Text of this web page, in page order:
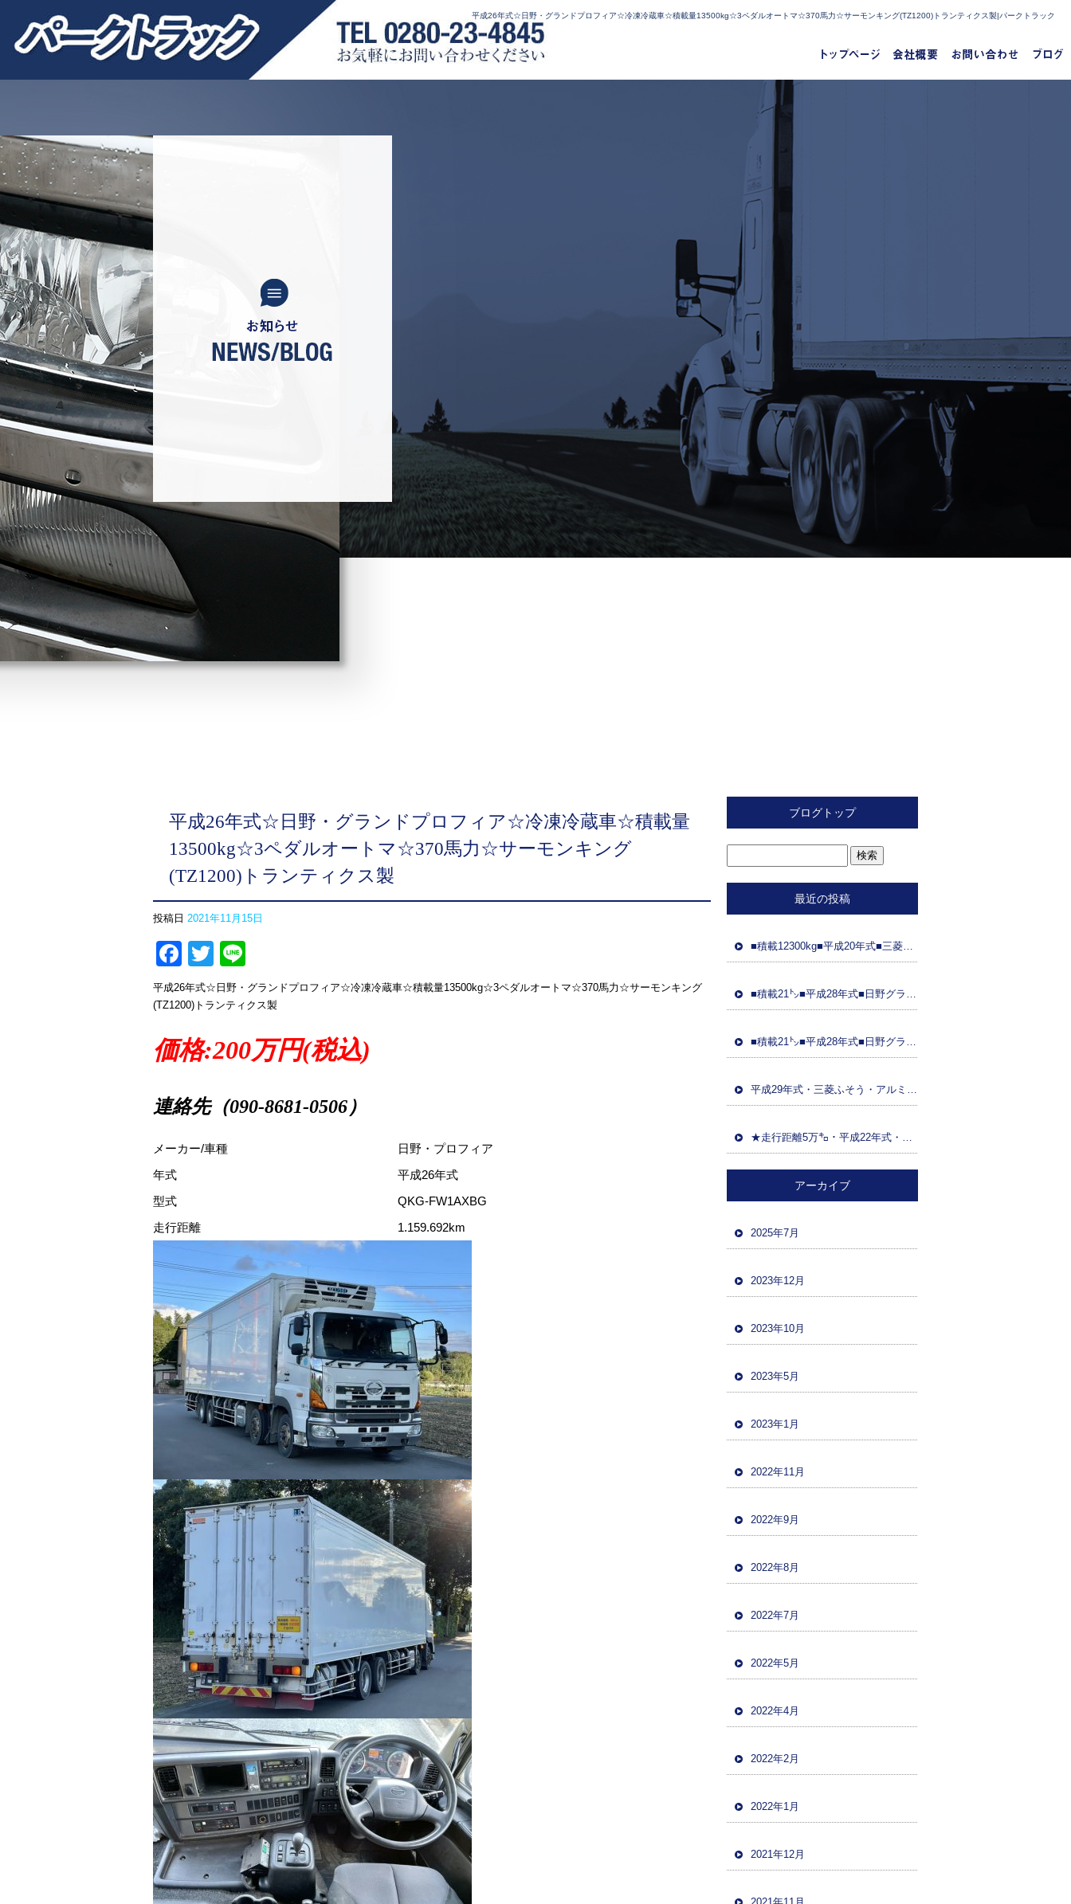
平成26年式☆日野・グランドプロフィア☆冷凍冷蔵車☆積載量13500kg☆3ペダルオートマ☆370馬力☆サーモンキング(TZ1200)トランティクス製|パークトラック
平成26年式☆日野・グランドプロフィア☆冷凍冷蔵車☆積載量
13500kg☆3ペダルオートマ☆370馬力☆サーモンキング
(TZ1200)トランティクス製
投稿日 2021年11月15日
Facebook
Twitter
平成26年式☆日野・グランドプロフィア☆冷凍冷蔵車☆積載量13500kg☆3ペダルオートマ☆370馬力☆サーモンキング
(TZ1200)トランティクス製
価格:200万円(税込)
連絡先（090-8681-0506）
メーカー/車種
日野・プロフィア
年式
平成26年式
型式
QKG-FW1AXBG
走行距離
1.159.692km
ブログトップ
最近の投稿
■積載12300kg■平成20年式■三菱ふそう■スライド重機運搬車■距離89万㌔■ラジコン■フジタ製ボディ■ 車検令和8年2月26日■国産エンジン
■積載21㌧■平成28年式■日野グラプロ■平成28年式トレーラーダンプセット(コボレーン付)■車検8年3月21日■距離48万㌔■ETC■土砂ダンプ
■積載21㌧■平成28年式■日野グラプ■平成28年式トレーラーダンプセット(コボレーン)■車検8年3月31日■距離95万㌔■ドラレコ■土砂ダンプ
平成29年式・三菱ふそう・アルミウイング(日本トレクス)・マニュアルF7・積載13600kg・距離86万㌔・380馬力・バックカメラ
★走行距離5万㌔・平成22年式・三菱ファイター・ハイジャッキセルフローダー・車検令和5年12月・バックカメラ・ツーデフ・積載10700kg★
アーカイブ
2025年7月
2023年12月
2023年10月
2023年5月
2023年1月
2022年11月
2022年9月
2022年8月
2022年7月
2022年5月
2022年4月
2022年2月
2022年1月
2021年12月